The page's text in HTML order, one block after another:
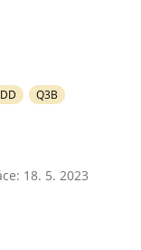
Q3B
18. 5. 2023